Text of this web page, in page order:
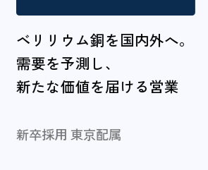
ベリリウム銅を国内外へ。
需要を予測し、
新たな価値を届ける営業
新卒採用 東京配属